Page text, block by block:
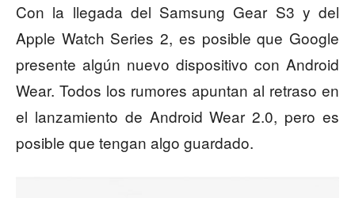
Con la llegada del Samsung Gear S3 y del
Apple Watch Series 2, es posible que Google
presente algún nuevo dispositivo con Android
Wear. Todos los rumores apuntan al retraso en
el lanzamiento de Android Wear 2.0, pero es
posible que tengan algo guardado.